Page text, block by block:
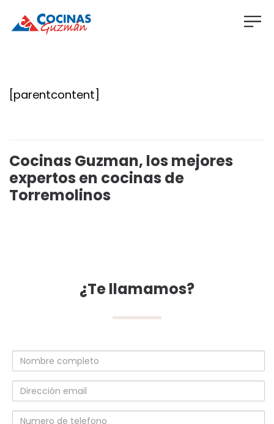
[parentcontent]
Cocinas Guzman, los mejores
expertos en cocinas de
Torremolinos
¿Te llamamos?
Nombre
completo
Dirección
email
Numero